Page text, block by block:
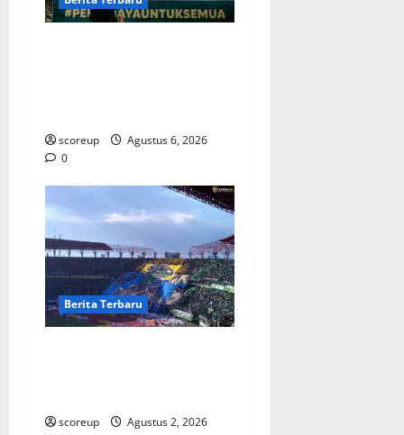
scoreup
Agustus 6, 2026
0
Berita Terbaru
scoreup
Agustus 2, 2026